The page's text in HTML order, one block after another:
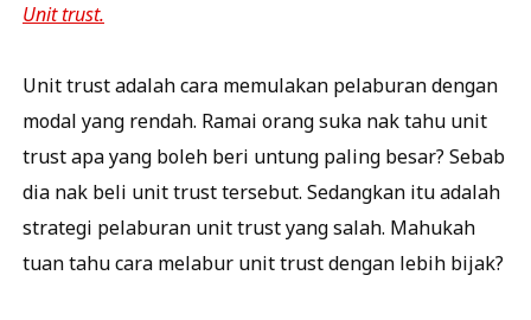
Unit trust.
Unit trust adalah cara memulakan pelaburan dengan
modal yang rendah. Ramai orang suka nak tahu unit
trust apa yang boleh beri untung paling besar? Sebab
dia nak beli unit trust tersebut. Sedangkan itu adalah
strategi pelaburan unit trust yang salah. Mahukah
tuan tahu cara melabur unit trust dengan lebih bijak?